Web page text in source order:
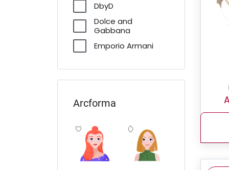
DbyD
Dolce and
Gabbana
Emporio Armani
Furla
Jimmy Choo
Michael Kors
Arcforma